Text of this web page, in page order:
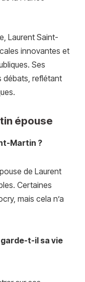
Laurent Saint-
innovantes et
Ses
débats, reflétant
épouse
Martin ?
de Laurent
Certaines
mais cela n’a
t-il sa vie